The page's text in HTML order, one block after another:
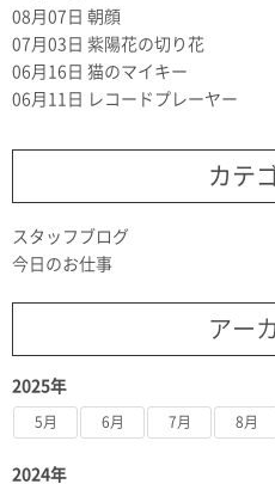
08月07日 朝顔
07月03日 紫陽花の切り花
06月16日 猫のマイキー
06月11日
レコードプレーヤー
カテ
スタッフブログ
今日のお仕事
アー
2025年
5月 6月 7月 8月
2024年